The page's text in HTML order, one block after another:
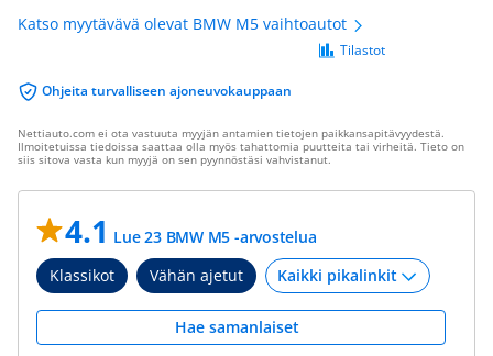
Katso myytävävä olevat BMW M5 vaihtoautot
Ohjeita turvalliseen ajoneuvokauppaan
Tilastot
Nettiauto.com ei ota vastuuta myyjän antamien tietojen paikkansapitävyydestä.
Ilmoitetuissa tiedoissa saattaa olla myös tahattomia puutteita tai virheitä. Tieto on
siis sitova vasta kun myyjä on sen pyynnöstäsi vahvistanut.
4.1 Lue 23 BMW M5 -arvostelua
Klassikot
Vähän ajetut
Hae samanlaiset